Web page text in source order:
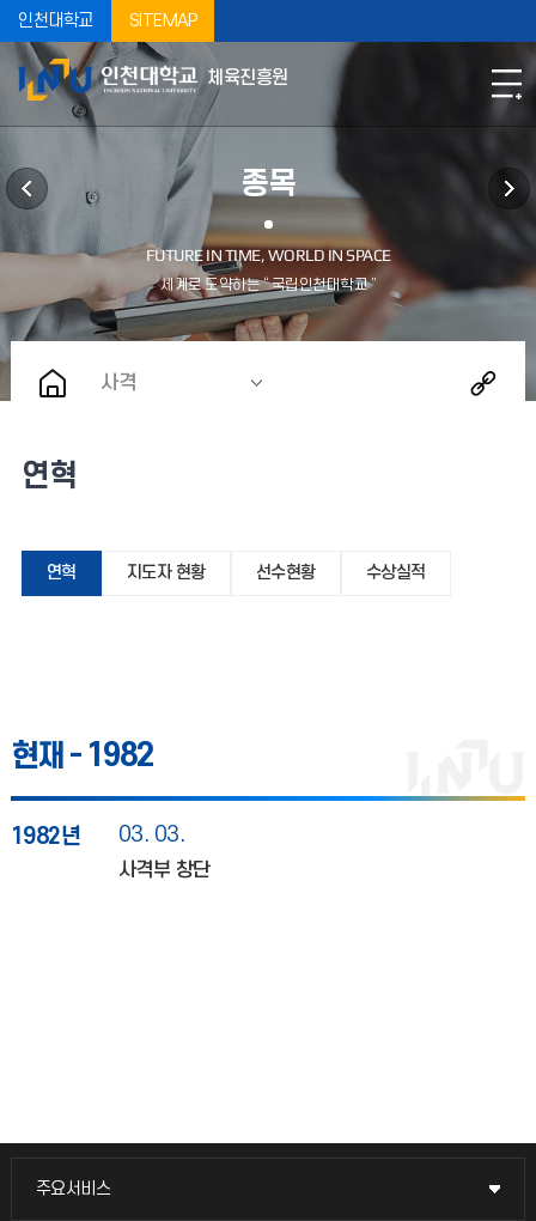
인천대학교 SITEMAP
체육진흥원
종목
사격
연혁
연혁 지도자 현황 선수현황 수상실적
현재 - 1982
1982년 03. 03.
사격부 창단
주요서비스
주요서비스